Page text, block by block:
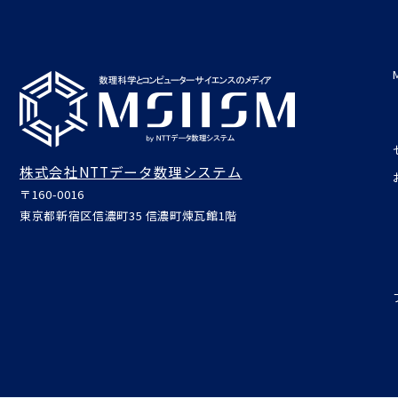
株式会社NTTデータ数理システム
〒160-0016
東京都新宿区信濃町35 信濃町煉瓦館1階